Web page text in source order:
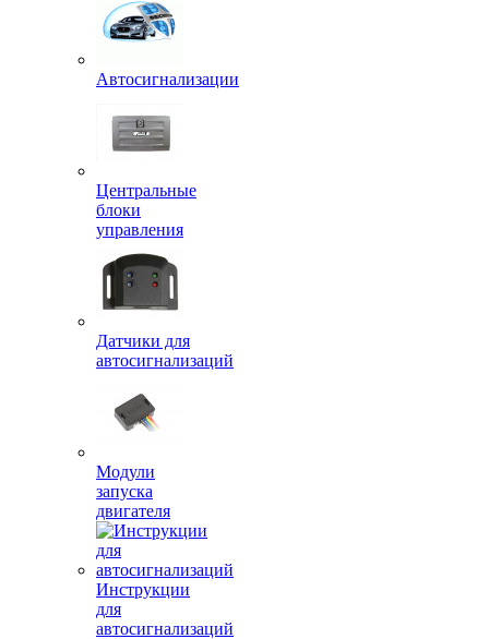
Автосигнализации
Центральные
блоки
управления
Датчики для
автосигнализаций
Модули
запуска
двигателя
Инструкции
для
автосигнализаций